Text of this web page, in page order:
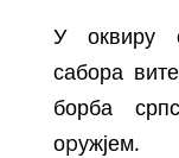
У оквиру
сабора
борба
оpужјем.